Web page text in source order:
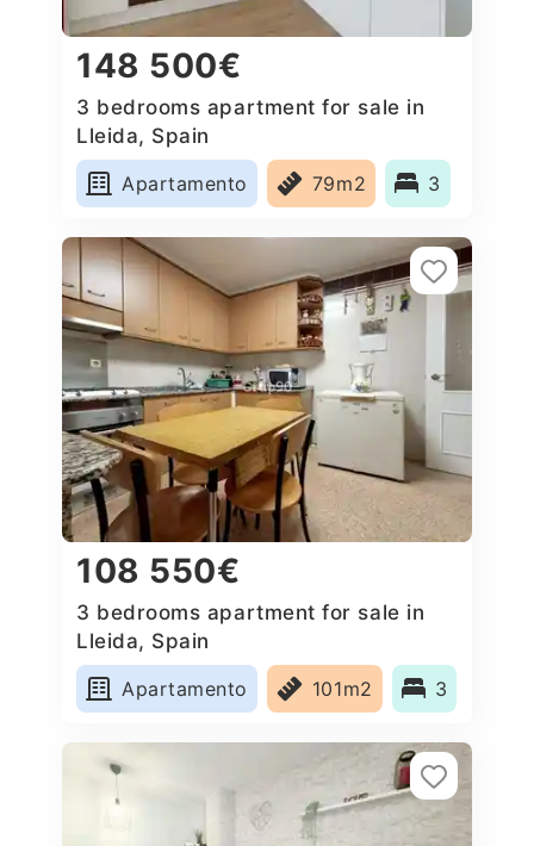
148 500€
3 bedrooms apartment for sale in
Lleida, Spain
Apartamento
79m2 3
108 550€
3 bedrooms apartment for sale in
Lleida, Spain
Apartamento
101m2 3